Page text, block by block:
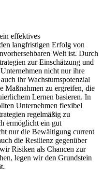
effektives
langfristigen Erfolg von
Welt ist. Durch
zur Einschätzung und
nicht nur⁢ ihre
ihr Wachstumspotenzial
Maßnahmen zu ​ergreifen, die
Lernen basieren. In
Unternehmen flexibel
‌regelmäßig ⁢zu
ermöglicht ein gut
nur die Bewältigung current
die Resilienz ⁤gegenüber
Risiken als Chancen zur
legen wir ⁣den Grundstein